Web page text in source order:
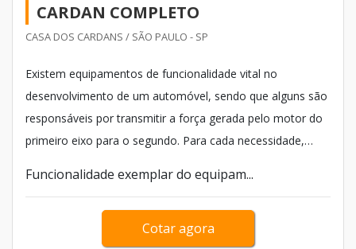
CARDAN COMPLETO
CASA DOS CARDANS / SÃO PAULO - SP
Existem equipamentos de funcionalidade vital no
desenvolvimento de um automóvel, sendo que alguns são
responsáveis por transmitir a força gerada pelo motor do
primeiro eixo para o segundo. Para cada necessidade,
de veículos com grandes cargas de trabalho, é
recomendável o uso do cardan completo.
Funcionalidade exemplar do equipam...
Cotar agora